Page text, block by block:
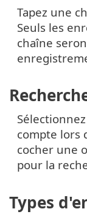
Tapez une
Seuls les
chaîne
compte lors
cocher une
pour la
Types